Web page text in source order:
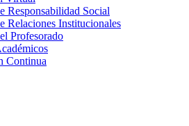
Responsabilidad Social
Relaciones Institucionales
Profesorado
Continua